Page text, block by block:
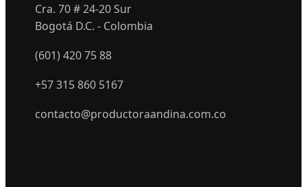
Cra. 70 # 24-20 Sur
Bogotá D.C. - Colombia
(601) 420 75 88
+57 315 860 5167
contacto@productoraandina.com.co